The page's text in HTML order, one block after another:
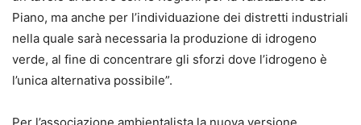
Piano, ma anche per l’individuazione dei distretti industriali
nella quale sarà necessaria la produzione di idrogeno
verde, al fine di concentrare gli sforzi dove l’idrogeno è
l’unica alternativa possibile”.
Per l’associazione ambientalista la nuova versione